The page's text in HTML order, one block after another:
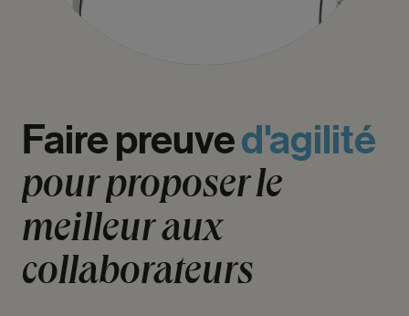
Fairepreuved'agilité
pourproposerle
meilleuraux
collaborateurs